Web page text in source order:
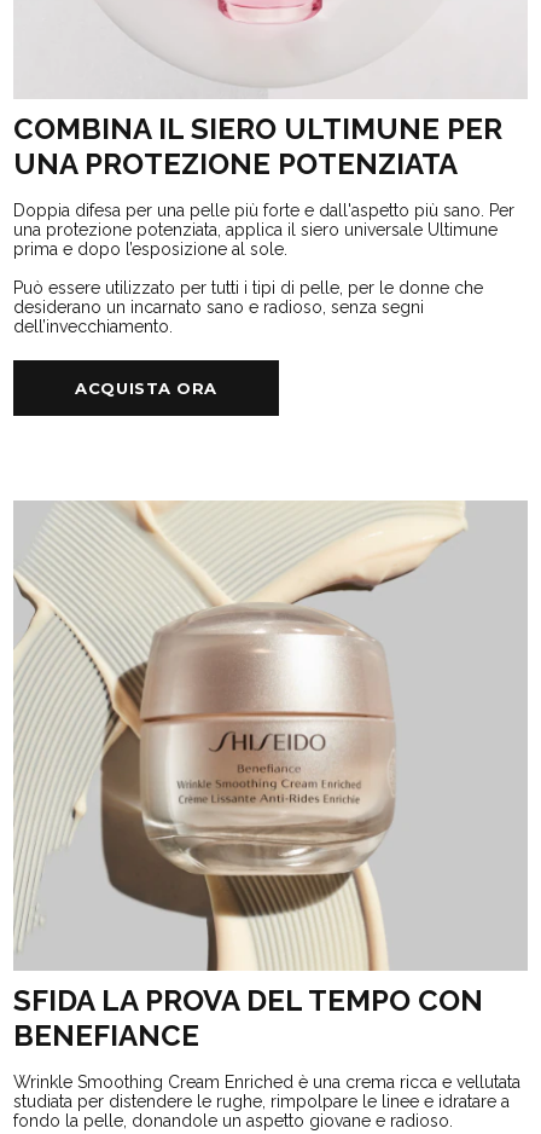
COMBINA IL SIERO ULTIMUNE PER
UNA PROTEZIONE POTENZIATA
Doppia difesa per una pelle più forte e dall'aspetto più sano. Per
una protezione potenziata, applica il siero universale Ultimune
prima e dopo l’esposizione al sole.
Può essere utilizzato per tutti i tipi di pelle, per le donne che
desiderano un incarnato sano e radioso, senza segni
dell’invecchiamento.
ACQUISTA ORA
SFIDA LA PROVA DEL TEMPO CON
BENEFIANCE
Wrinkle Smoothing Cream Enriched è una crema ricca e vellutata
studiata per distendere le rughe, rimpolpare le linee e idratare a
fondo la pelle, donandole un aspetto giovane e radioso.